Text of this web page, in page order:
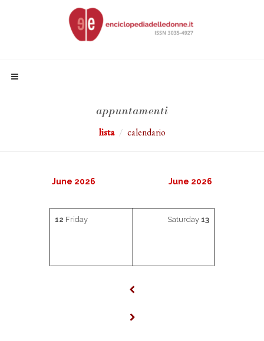
appuntamenti
lista calendario
June 2026 June 2026
12 Friday Saturday 13